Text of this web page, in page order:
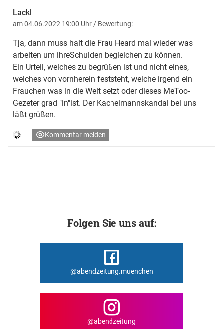
Lackl
am 04.06.2022 19:00 Uhr / Bewertung:
Tja, dann muss halt die Frau Heard mal wieder was
arbeiten um ihreSchulden begleichen zu können.
Ein Urteil, welches zu begrüßen ist und nicht eines,
welches von vornherein feststeht, welche irgend ein
Frauchen was in die Welt setzt oder dieses MeToo-
Gezeter grad "in"ist. Der Kachelmannskandal bei uns
läßt grüßen.
Kommentar melden
Folgen Sie uns auf:
@abendzeitung.muenchen
@abendzeitung